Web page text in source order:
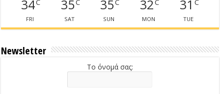
34
FRI
35
SAT
35
SUN
32
MON
31
TUE
Newsletter
Το όνομά σας: